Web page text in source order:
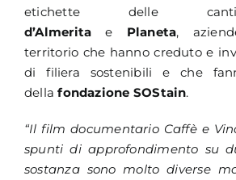
etichette delle
d’Almeritae Planeta,
territorio che hanno creduto e
di filiera sostenibili e che
dellafondazione SOStain.
“Il film documentario Caffè e
spunti di approfondimento su
sostanza sono molto diverse